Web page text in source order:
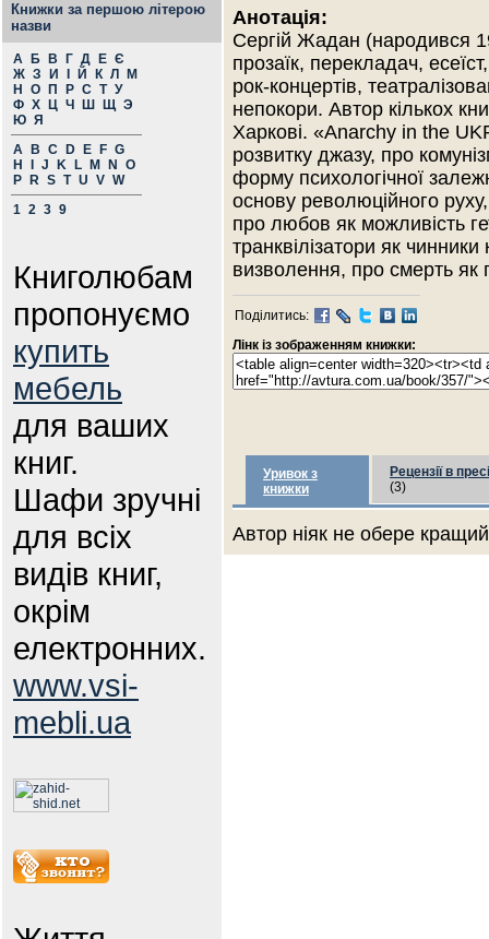
Книжки за першою літерою
назви
А Б В Г Д Е Є
Ж З И Й К Л
М
Н
О П Р С Т У
Ф Х Ц Ч Ш Щ Э
Ю Я
A
B C D E F G
H
J K L M N
O
P
R S T U V W
1 2 3 9
Книголюбам
пропонуємо
купить
мебель
для ваших
книг.
Шафи зручні
для всіх
видів книг,
окрім
електронних.
www.vsi-
mebli.ua
Анотація:
Сергій Жадан (народився
прозаїк, перекладач,
рок-концертів,
непокори. Автор кількох
Харкові. «Anarchy in the
розвитку джазу, про
форму психологічної
основу революційного
про любов як можливість
транквілізатори як чинники
визволення, про смерть
Поділитись:
Лінк із зображенням книжки:
Уривок з
книжки
Рецензії в пресі
(3)
Автор ніяк не обере